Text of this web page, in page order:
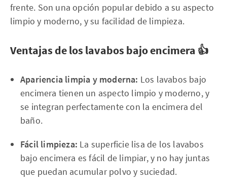
frente. Son una opción popular debido a su aspecto
limpio y moderno, y su facilidad de limpieza.
Ventajas de los lavabos bajo encimera 👍
Apariencia limpia y moderna: Los lavabos bajo
encimera tienen un aspecto limpio y moderno, y
se integran perfectamente con la encimera del
baño.
Fácil limpieza: La superficie lisa de los lavabos
bajo encimera es fácil de limpiar, y no hay juntas
que puedan acumular polvo y suciedad.